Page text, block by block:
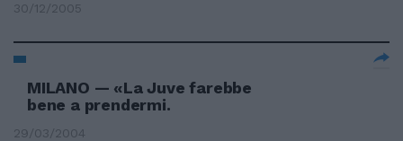
30/12/2005
MILANO — «La Juve farebbe
bene a prendermi.
29/03/2004